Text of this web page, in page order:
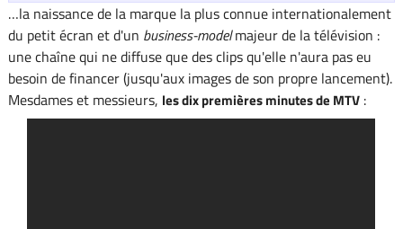
…la naissance de la marque la plus connue internationalement
du petit écran et d'un business-modelmajeur de la télévision :
une chaîne qui ne diffuse que des clips qu'elle n'aura pas eu
besoin de financer (jusqu'aux images de son propre lancement).
Mesdames et messieurs, les dix premières minutes de MTV: